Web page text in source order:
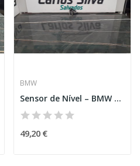
BMW
Sensor de Nível – BMW 1 (F40)
49,20 €